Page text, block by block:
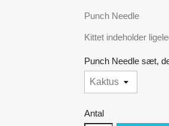
Punch Needle
Kittet indeholder
Punch Needle sæt,
Antal